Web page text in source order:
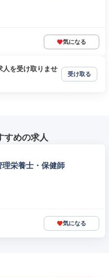
気になる
人を受け取りませ
受け取る
すめの求人
理栄養士・保健師
気になる